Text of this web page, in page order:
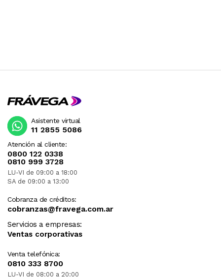
Atención al cliente:
0800 122 0338
0810 999 3728
LU-VI de 09:00 a 18:00
SA de 09:00 a 13:00
Cobranza de créditos:
cobranzas@fravega.com.ar
Servicios a empresas:
Ventas corporativas
Venta telefónica:
0810 333 8700
LU-VI de 08:00 a 20:00
Asistente virtual
11 2855 5086